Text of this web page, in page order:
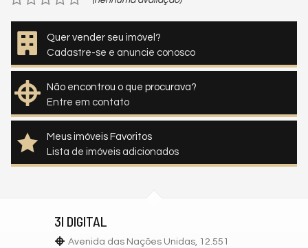
Quer vender seu imóvel?
Cadastre-se e anuncie conosco
Não encontrou o que procurava?
Entre em contato
Meus imóveis Favoritos
Lista de imóveis adicionados
3I DIGITAL
Avenida das Nações Unidas, 12.551